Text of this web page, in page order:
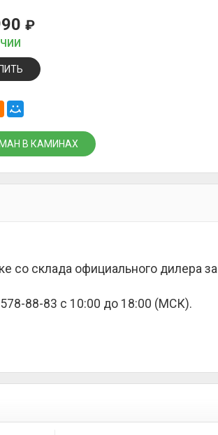
₽
В КАМИНАХ
со склада официального дилера за
88-83 с 10:00 до 18:00 (МСК).